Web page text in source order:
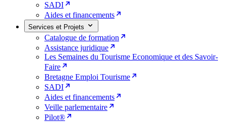
SADI
Aides et financements
Services et Projets
Catalogue de formation
Assistance juridique
Les Semaines du Tourisme Economique et des Savoir-
Faire
Bretagne Emploi Tourisme
SADI
Aides et financements
Veille parlementaire
Pilot®